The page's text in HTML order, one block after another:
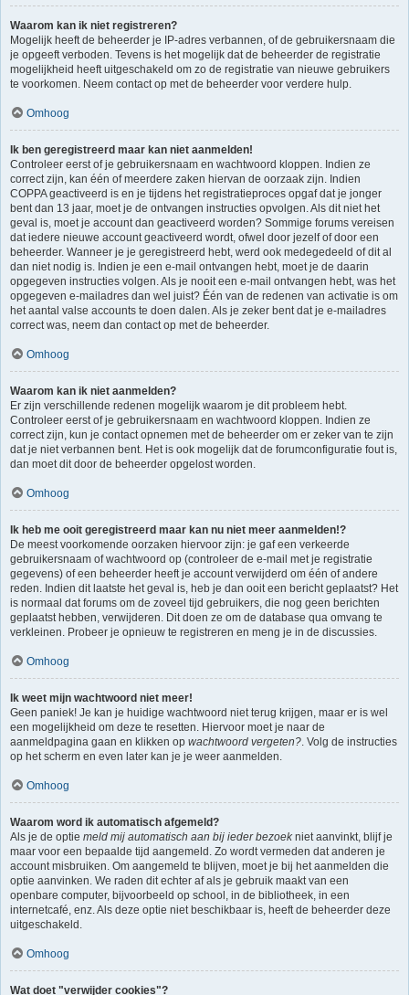
Waarom kan ik niet registreren?
Mogelijk heeft de beheerder je IP-adres verbannen, of de gebruikersnaam die
je opgeeft verboden. Tevens is het mogelijk dat de beheerder de registratie
mogelijkheid heeft uitgeschakeld om zo de registratie van nieuwe gebruikers
te voorkomen. Neem contact op met de beheerder voor verdere hulp.
Omhoog
Ik ben geregistreerd maar kan niet aanmelden!
Controleer eerst of je gebruikersnaam en wachtwoord kloppen. Indien ze
correct zijn, kan één of meerdere zaken hiervan de oorzaak zijn. Indien
COPPA geactiveerd is en je tijdens het registratieproces opgaf dat je jonger
bent dan 13 jaar, moet je de ontvangen instructies opvolgen. Als dit niet het
geval is, moet je account dan geactiveerd worden? Sommige forums vereisen
dat iedere nieuwe account geactiveerd wordt, ofwel door jezelf of door een
beheerder. Wanneer je je geregistreerd hebt, werd ook medegedeeld of dit al
dan niet nodig is. Indien je een e-mail ontvangen hebt, moet je de daarin
opgegeven instructies volgen. Als je nooit een e-mail ontvangen hebt, was het
opgegeven e-mailadres dan wel juist? Één van de redenen van activatie is om
het aantal valse accounts te doen dalen. Als je zeker bent dat je e-mailadres
correct was, neem dan contact op met de beheerder.
Omhoog
Waarom kan ik niet aanmelden?
Er zijn verschillende redenen mogelijk waarom je dit probleem hebt.
Controleer eerst of je gebruikersnaam en wachtwoord kloppen. Indien ze
correct zijn, kun je contact opnemen met de beheerder om er zeker van te zijn
dat je niet verbannen bent. Het is ook mogelijk dat de forumconfiguratie fout is,
dan moet dit door de beheerder opgelost worden.
Omhoog
Ik heb me ooit geregistreerd maar kan nu niet meer aanmelden!?
De meest voorkomende oorzaken hiervoor zijn: je gaf een verkeerde
gebruikersnaam of wachtwoord op (controleer de e-mail met je registratie
gegevens) of een beheerder heeft je account verwijderd om één of andere
reden. Indien dit laatste het geval is, heb je dan ooit een bericht geplaatst? Het
is normaal dat forums om de zoveel tijd gebruikers, die nog geen berichten
geplaatst hebben, verwijderen. Dit doen ze om de database qua omvang te
verkleinen. Probeer je opnieuw te registreren en meng je in de discussies.
Omhoog
Ik weet mijn wachtwoord niet meer!
Geen paniek! Je kan je huidige wachtwoord niet terug krijgen, maar er is wel
een mogelijkheid om deze te resetten. Hiervoor moet je naar de
aanmeldpagina gaan en klikken op wachtwoord vergeten?. Volg de instructies
op het scherm en even later kan je je weer aanmelden.
Omhoog
Waarom word ik automatisch afgemeld?
Als je de optie meld mij automatisch aan bij ieder bezoekniet aanvinkt, blijf je
maar voor een bepaalde tijd aangemeld. Zo wordt vermeden dat anderen je
account misbruiken. Om aangemeld te blijven, moet je bij het aanmelden die
optie aanvinken. We raden dit echter af als je gebruik maakt van een
openbare computer, bijvoorbeeld op school, in de bibliotheek, in een
internetcafé, enz. Als deze optie niet beschikbaar is, heeft de beheerder deze
uitgeschakeld.
Omhoog
Wat doet "verwijder cookies"?